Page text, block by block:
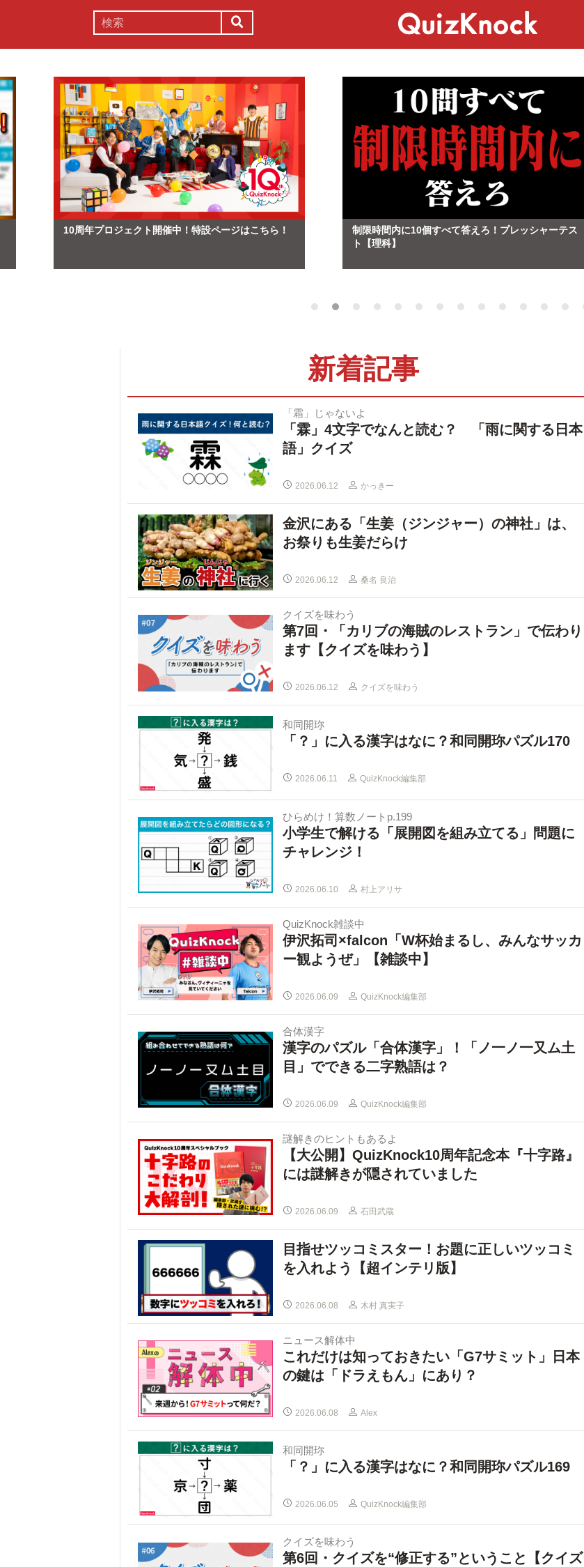
10周年プロジェクト開催中！特設ページはこちら！
制限時間内に10個すべて答えろ！プレッシャーテス
ト【理科】
新着記事
「霜」じゃないよ
「霖」4文字でなんと読む？ 「雨に関する日本
語」クイズ
2026.06.12 かっきー
金沢にある「生姜（ジンジャー）の神社」は、
お祭りも生姜だらけ
2026.06.12 桑名 良治
クイズを味わう
第7回・「カリブの海賊のレストラン」で伝わり
ます【クイズを味わう】
2026.06.12 クイズを味わう
和同開珎
「？」に入る漢字はなに？和同開珎パズル170
2026.06.11 QuizKnock編集部
ひらめけ！算数ノートp.199
小学生で解ける「展開図を組み立てる」問題に
チャレンジ！
2026.06.10 村上アリサ
QuizKnock雑談中
伊沢拓司×falcon「W杯始まるし、みんなサッカ
ー観ようぜ」【雑談中】
2026.06.09 QuizKnock編集部
合体漢字
漢字のパズル「合体漢字」！「ノ一ノ一又ム土
目」でできる二字熟語は？
2026.06.09 QuizKnock編集部
謎解きのヒントもあるよ
【大公開】QuizKnock10周年記念本『十字路』
には謎解きが隠されていました
2026.06.09 石田武蔵
目指せツッコミスター！お題に正しいツッコミ
を入れよう【超インテリ版】
2026.06.08 木村 真実子
ニュース解体中
これだけは知っておきたい「G7サミット」日本
の鍵は「ドラえもん」にあり？
2026.06.08 Alex
和同開珎
「？」に入る漢字はなに？和同開珎パズル169
2026.06.05 QuizKnock編集部
クイズを味わう
第6回・クイズを“修正する”ということ【クイズ